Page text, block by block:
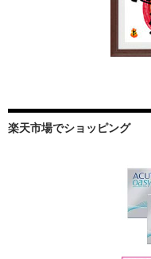
楽天市場でショッピング